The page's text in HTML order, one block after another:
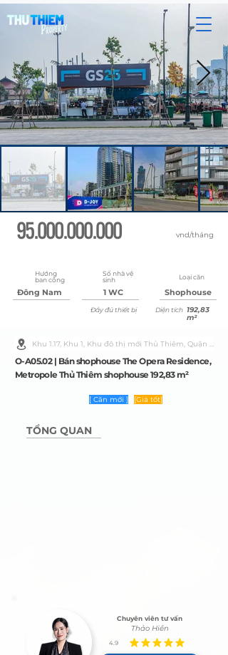
95.000.000.000
vnd/tháng
Hướng
ban công
Đông Nam
Số nhà vệ
sinh
1 WC
Đầy đủ thiết bị
Loại căn
Shophouse
Diện tích 192,83
m²
Khu 1.17, Khu 1, Khu đô thị mới Thủ Thiêm, Quận 2,
O-A05.02 | Bán shophouse The Opera Residence,
Metropole Thủ Thiêm shophouse 192,83 m²
[ Căn mới ] [Giá tốt]
TỔNG QUAN
Chuyên viên tư vấn
Thảo Hiền
4.9
đánh giá trung bình là 4.9 /5